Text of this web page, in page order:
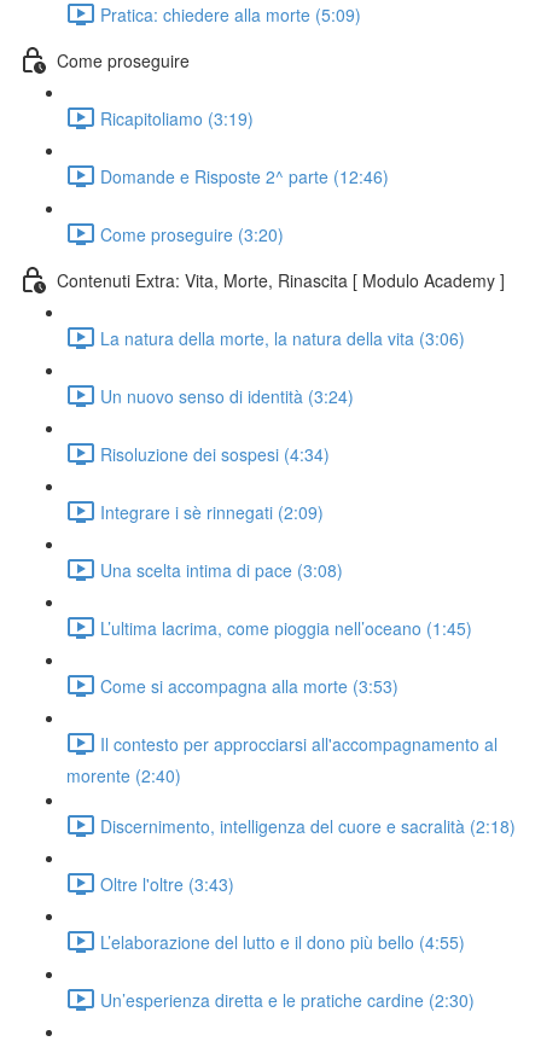
Pratica: chiedere alla morte (5:09)
Come proseguire
Ricapitoliamo (3:19)
Domande e Risposte 2^ parte (12:46)
Come proseguire (3:20)
Contenuti Extra: Vita, Morte, Rinascita [ Modulo Academy ]
La natura della morte, la natura della vita (3:06)
Un nuovo senso di identità (3:24)
Risoluzione dei sospesi (4:34)
Integrare i sè rinnegati (2:09)
Una scelta intima di pace (3:08)
L’ultima lacrima, come pioggia nell’oceano (1:45)
Come si accompagna alla morte (3:53)
Il contesto per approcciarsi all'accompagnamento al
morente (2:40)
Discernimento, intelligenza del cuore e sacralità (2:18)
Oltre l'oltre (3:43)
L’elaborazione del lutto e il dono più bello (4:55)
Un’esperienza diretta e le pratiche cardine (2:30)